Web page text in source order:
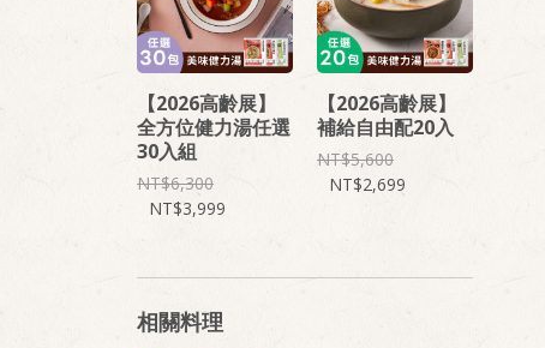
【2026高齡展】
全方位健力湯任選
30入組
6,300
3,999
【2026高齡展】
補給自由配20入
5,600
2,699
相關料理